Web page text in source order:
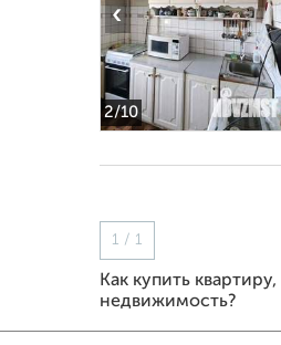
2/10
‹
1 / 1
Как купить
недвижимость?